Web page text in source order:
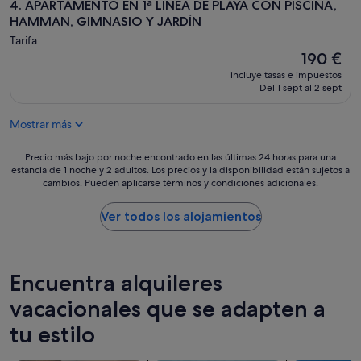
l
r
a
r
s
p
e
f
4. APARTAMENTO EN 1ª LINEA DE PLAYA CON PISCINA,
HAMMAN, GIMNASIO Y JARDÍN
APARTAMENTO EN 1ª LINEA DE PLAYA CON PISCINA,
Tarifa
El
precio
actual
190 €
incluye tasas e impuestos
Del 1 sept al 2 sept
Mostrar más
Precio
más
últimas
24 horas
para
una
estancia
de
Precio más bajo por noche encontrado en las últimas 24 horas para una
estancia de 1 noche y 2 adultos. Los precios y la disponibilidad están sujetos a
cambios. Pueden aplicarse términos y condiciones adicionales.
Ver todos los alojamientos
Encuentra alquileres
vacacionales que se adapten a
tu estilo